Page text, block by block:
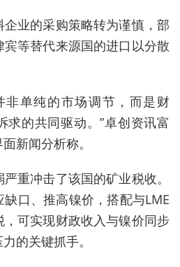
业的采购策略转为谨慎，部
等替代来源国的进口以分散
非单纯的市场调节，而是财
求的共同驱动。”卓创资讯富
新闻分析称。
重冲击了该国的矿业税收。
口、推高镍价，搭配与LME
可实现财政收入与镍价同步
的关键抓手。